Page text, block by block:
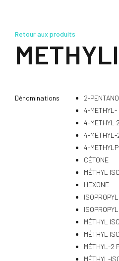
Retour aux produits
Dénominations
2-
4-METHYL-
4-METHYL
4-METHYL-
4-
CÉTONE
MÉTHYL
HEXONE
MÉTHYL
MÉTHYL
MÉTHYL-2
MÉTHYL-